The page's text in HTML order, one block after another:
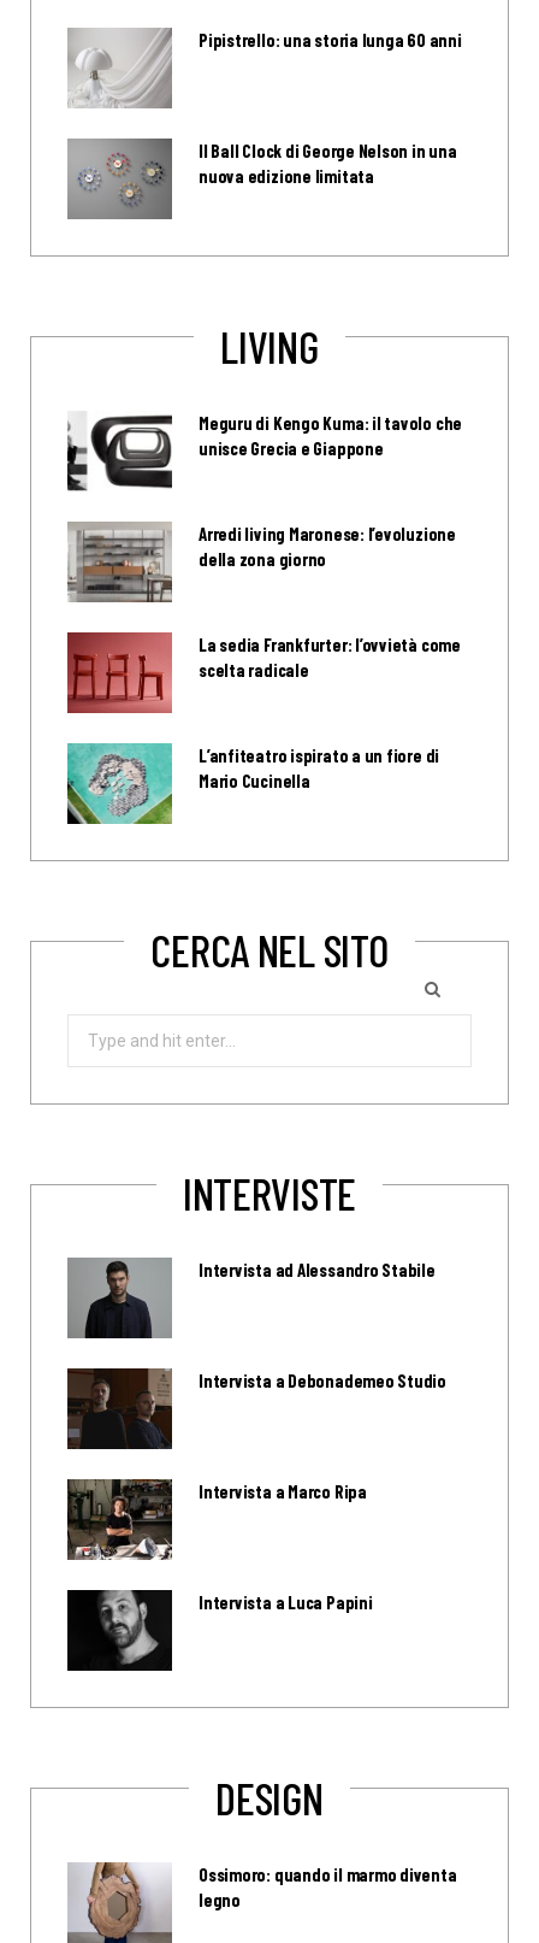
Pipistrello: una storia lunga 60 anni
Il Ball Clock di George Nelson in una
nuova edizione limitata
LIVING
Meguru di Kengo Kuma: il tavolo che
unisce Grecia e Giappone
Arredi living Maronese: l’evoluzione
della zona giorno
La sedia Frankfurter: l’ovvietà come
scelta radicale
L’anfiteatro ispirato a un fiore di
Mario Cucinella
CERCA NEL SITO
INTERVISTE
Intervista ad Alessandro Stabile
Intervista a Debonademeo Studio
Intervista a Marco Ripa
Intervista a Luca Papini
DESIGN
Ossimoro: quando il marmo diventa
legno